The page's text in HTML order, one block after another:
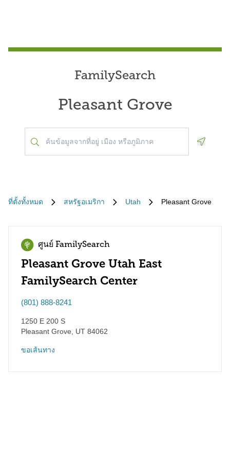
FamilySearch
Pleasant Grove
ที่ตั้งทั้งหมด สหรัฐอเมริกา Utah Pleasant Grove
ศูนย์ FamilySearch
Pleasant Grove Utah East
FamilySearch Center
(801) 888-8241
1250 E 200 S
Pleasant Grove
UT 84062
ขอเส้นทาง